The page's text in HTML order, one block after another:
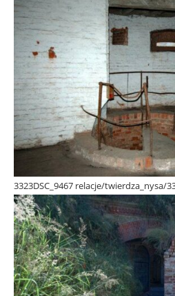
3323DSC_9467 relacje/twierdza_nysa/